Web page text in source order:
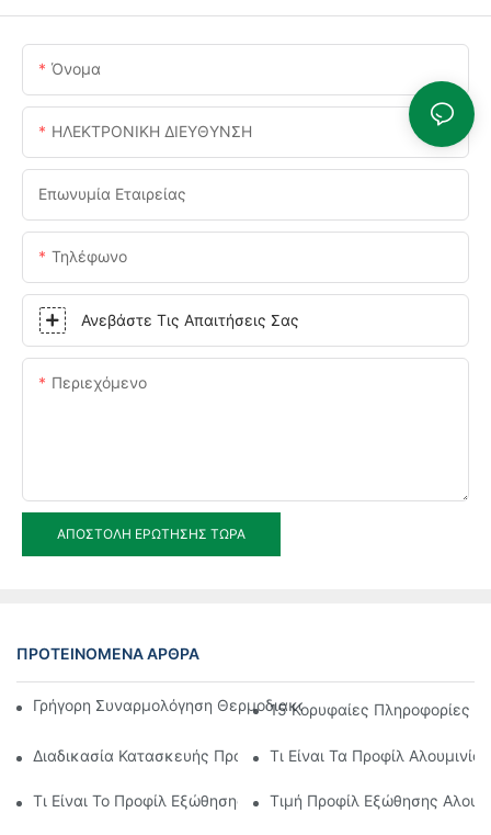
Όνομα
ΗΛΕΚΤΡΟΝΙΚΗ ΔΙΕΥΘΥΝΣΗ
Επωνυμία Εταιρείας
Τηλέφωνο
Ανεβάστε Τις Απαιτήσεις Σας
Περιεχόμενο
ΑΠΟΣΤΟΛΉ ΕΡΏΤΗΣΗΣ ΤΏΡΑ
ΠΡΟΤΕΙΝΌΜΕΝΑ ΆΡΘΡΑ
Γρήγορη Συναρμολόγηση Θερμοδιακοπτόμενου Προφίλ
15 Κορυφαίες Πληροφορίες
Διαδικασία Κατασκευής Προφίλ Εξώθησης Αλουμινίου
Τι Είναι Τα Προφίλ Αλουμινίου
Τι Είναι Το Προφίλ Εξώθησης ΑλουμινίουΤιμή Προφίλ Εξώθησης